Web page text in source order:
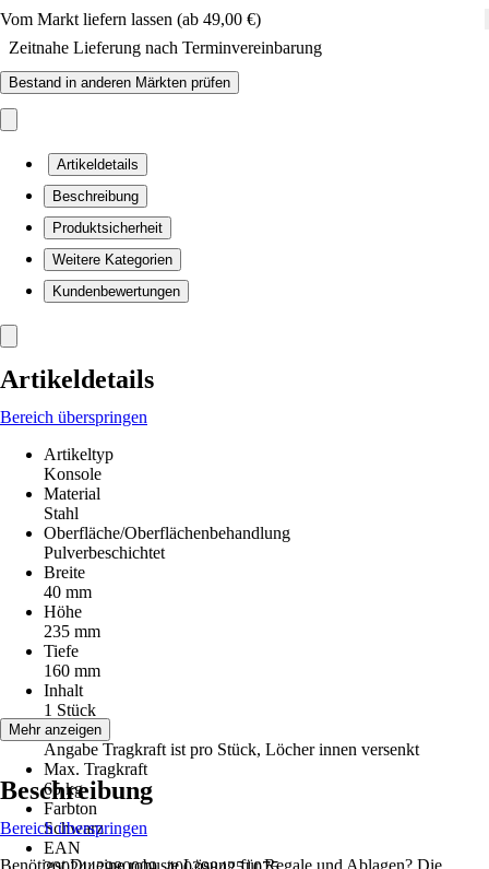
Vom Markt liefern lassen (ab 49,00 €)
Zeitnahe Lieferung nach Terminvereinbarung
Bestand in anderen Märkten prüfen
Artikeldetails
Beschreibung
Produktsicherheit
Weitere Kategorien
Kundenbewertungen
Artikeldetails
Bereich überspringen
Artikeltyp
Konsole
Material
Stahl
Oberfläche/Oberflächenbehandlung
Pulverbeschichtet
Breite
40 mm
Höhe
235 mm
Tiefe
160 mm
Inhalt
1 Stück
Hinweis
Angabe Tragkraft ist pro Stück, Löcher innen versenkt
Max. Tragkraft
65 kg
Farbton
Schwarz
EAN
Mehr anzeigen
Beschreibung
Bereich überspringen
Benötigst Du eine robuste Lösung für Regale und Ablagen? Die